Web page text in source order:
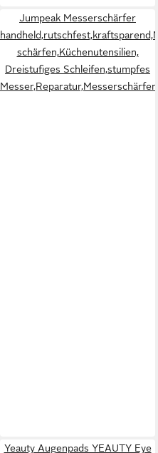
Jumpeak Messerschärfer
schärfen,Küchenutensilien,
Dreistufiges Schleifen,stumpfes
Messer,Reparatur,Messerschärfer
Yeauty Augenpads YEAUTY Eye